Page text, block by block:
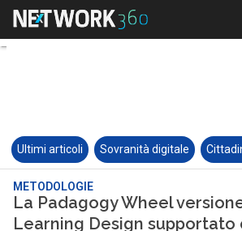
Ultimi articoli Sovranità digitale
METODOLOGIE
La Padagogy Wheel
Learning Design supportato